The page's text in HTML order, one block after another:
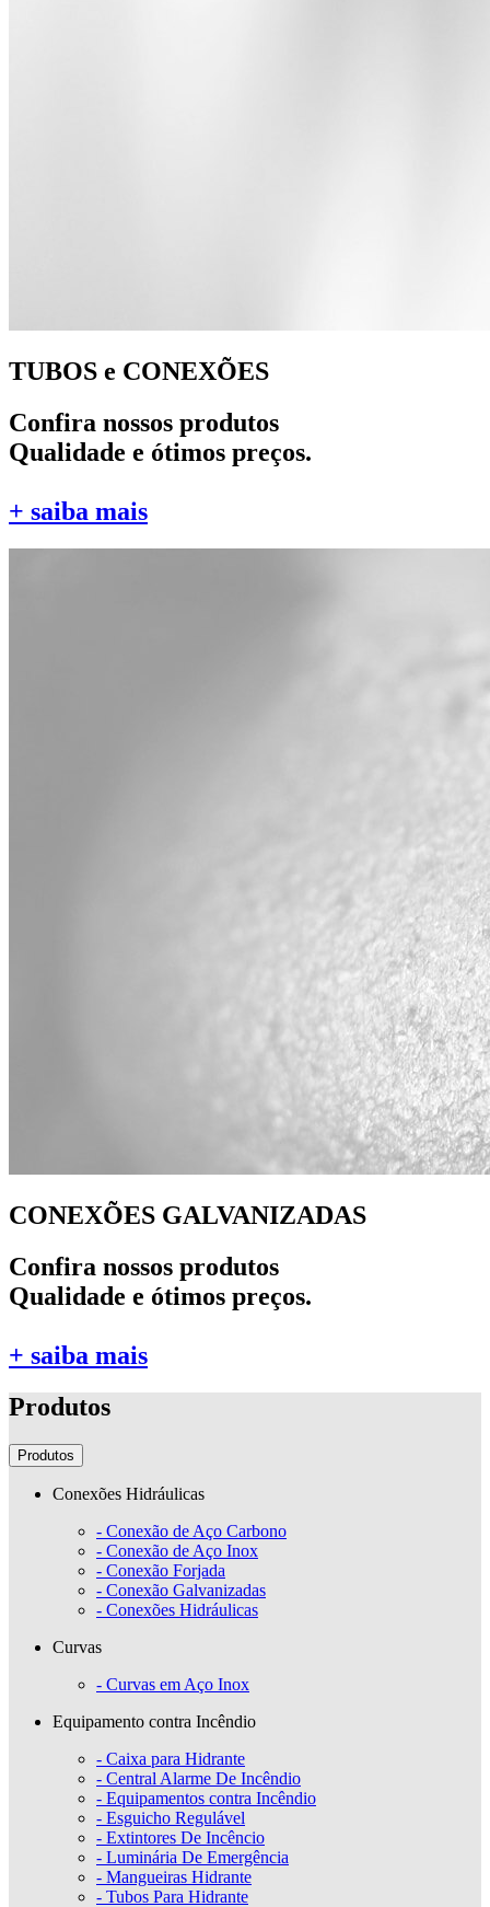
TUBOS e CONEXÕES
Confira nossos produtos
Qualidade e ótimos preços.
+ saiba mais
CONEXÕES GALVANIZADAS
Confira nossos produtos
Qualidade e ótimos preços.
+ saiba mais
Produtos
Produtos
Conexões Hidráulicas
- Conexão de Aço Carbono
- Conexão de Aço Inox
- Conexão Forjada
- Conexão Galvanizadas
- Conexões Hidráulicas
Curvas
- Curvas em Aço Inox
Equipamento contra Incêndio
- Caixa para Hidrante
- Central Alarme De Incêndio
- Equipamentos contra Incêndio
- Esguicho Regulável
- Extintores De Incêncio
- Luminária De Emergência
- Mangueiras Hidrante
- Tubos Para Hidrante